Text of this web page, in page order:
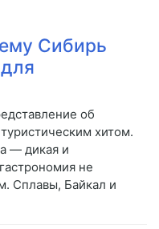
Сибирь
об
хитом.
— дикая и
не
Сплавы, Байкал и